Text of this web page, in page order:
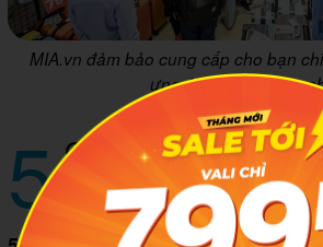
MIA.vn đảm bảo cung cấp cho bạn
ưng ý và chất lượng
5 Gợi ý TOP 3 mẫu
thịnh hành nhất